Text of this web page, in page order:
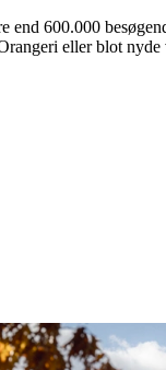
end 600.000
eller blot